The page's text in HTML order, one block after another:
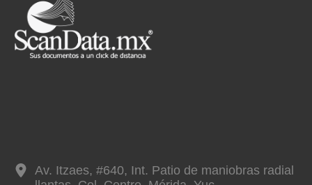
Av. Itzaes, #640, Int. Patio de maniobras radial